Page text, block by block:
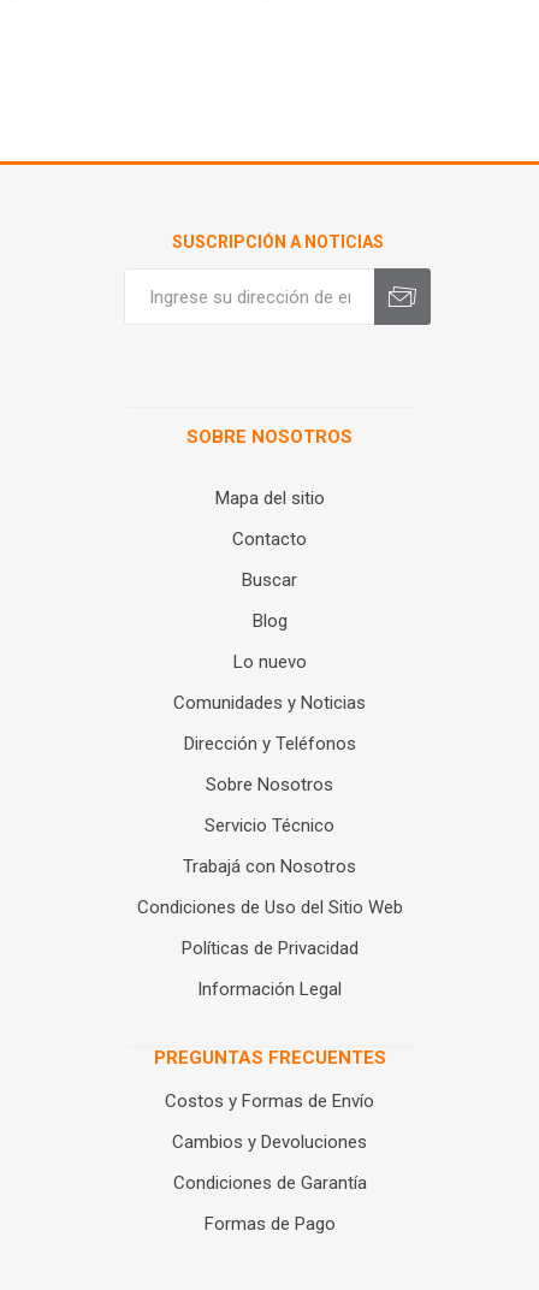
SUSCRIPCIÓN A NOTICIAS
SOBRE NOSOTROS
Mapa del sitio
Contacto
Buscar
Blog
Lo nuevo
Comunidades y Noticias
Dirección y Teléfonos
Sobre Nosotros
Servicio Técnico
Trabajá con Nosotros
Condiciones de Uso del Sitio Web
Políticas de Privacidad
Información Legal
PREGUNTAS FRECUENTES
Costos y Formas de Envío
Cambios y Devoluciones
Condiciones de Garantía
Formas de Pago